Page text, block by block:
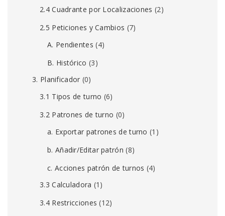
2.4 Cuadrante por Localizaciones (2)
2.5 Peticiones y Cambios (7)
A. Pendientes (4)
B. Histórico (3)
3. Planificador (0)
3.1 Tipos de turno (6)
3.2 Patrones de turno (0)
a. Exportar patrones de turno (1)
b. Añadir/Editar patrón (8)
c. Acciones patrón de turnos (4)
3.3 Calculadora (1)
3.4 Restricciones (12)